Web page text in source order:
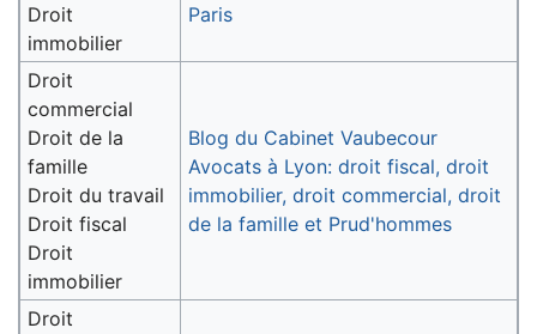
Droit
immobilier
Paris
Droit
commercial
Droit de la
famille
Droit du travail
Droit fiscal
Droit
immobilier
Blog du Cabinet Vaubecour
Avocats à Lyon: droit fiscal, droit
immobilier, droit commercial, droit
de la famille et Prud'hommes
Droit